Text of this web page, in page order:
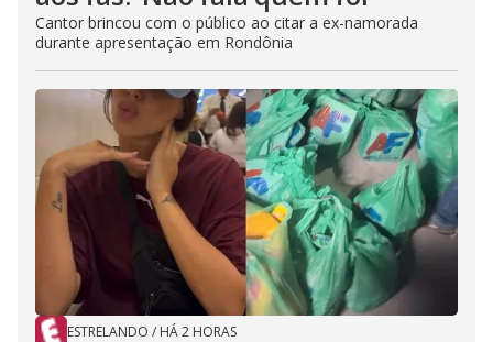
Cantor brincou com o público ao citar a ex-namorada
durante apresentação em Rondônia
ESTRELANDO / HÁ 2 HORAS